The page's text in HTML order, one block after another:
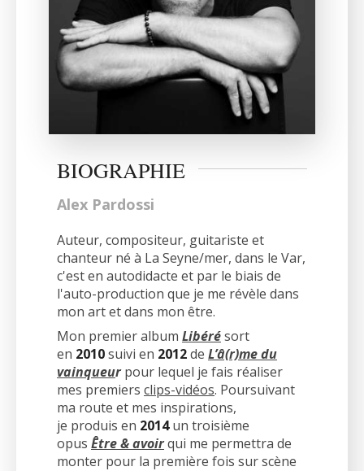
BIOGRAPHIE
Alex Pardossi
Auteur, compositeur, guitariste et
chanteur né à La Seyne/mer, dans le Var,
c'est en autodidacte et par le biais de
l'auto-production que je me révèle dans
mon art et dans mon être.
Mon premier album Libérésort
en 2010suivi en 2012de L’â(r)me du
vainqueurpour lequel je fais réaliser
mes premiers clips-vidéos. Poursuivant
ma route et mes inspirations,
je produis en 2014un troisième
opus Être & avoirqui me permettra de
monter pour la première fois sur scène